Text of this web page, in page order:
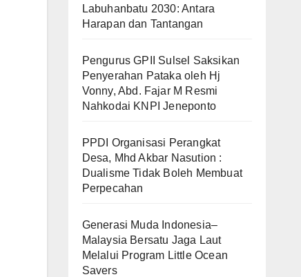
Labuhanbatu 2030: Antara
Harapan dan Tantangan
Pengurus GPII Sulsel Saksikan
Penyerahan Pataka oleh Hj
Vonny, Abd. Fajar M Resmi
Nahkodai KNPI Jeneponto
PPDI Organisasi Perangkat
Desa, Mhd Akbar Nasution :
Dualisme Tidak Boleh Membuat
Perpecahan
Generasi Muda Indonesia–
Malaysia Bersatu Jaga Laut
Melalui Program Little Ocean
Savers